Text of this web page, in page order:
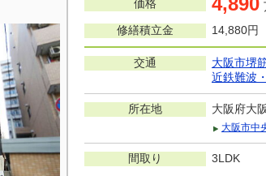
価格
修繕積立金
14,880円
交通 大阪市堺
近鉄難波
所在地 大阪府大
大阪市中
間取り 3LDK